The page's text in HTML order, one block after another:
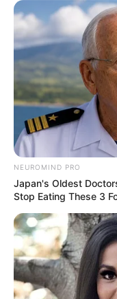
10 Pose
Mainstream
Banget
8 Kata Lucu
Minggu ala
Ngenes
NEUROMIND PRO
Japan's Oldest
Stop Eating These 3